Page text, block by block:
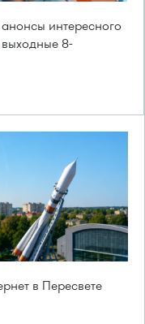
интересного
8-
в Пересвете